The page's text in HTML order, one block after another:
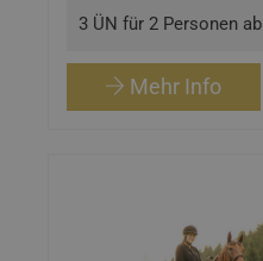
3 ÜN für 2 Personen ab
Mehr Info